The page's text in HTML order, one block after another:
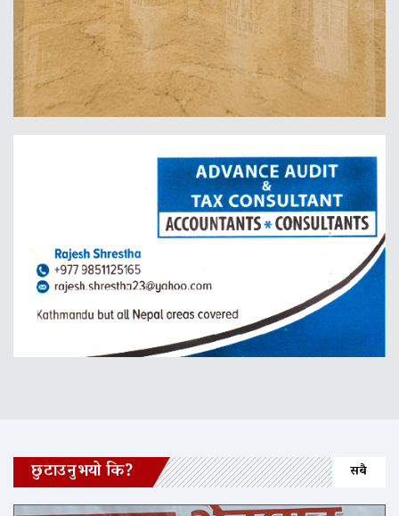
छुटाउनुभयो कि? सबै